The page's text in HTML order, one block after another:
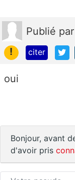
Publié par
!
citer
oui
Bonjour, avant
d'avoir pris